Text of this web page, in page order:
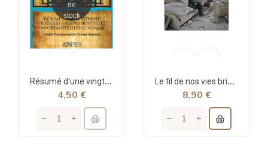
de
stock
Résumé d'une vingtaine de règles jurisprudentielles liées au voyage - Bazmoul - Héritage...
4,50 €
Le fil de nos vies brisées - poche - Cécile Hennion - Points
8,90 €